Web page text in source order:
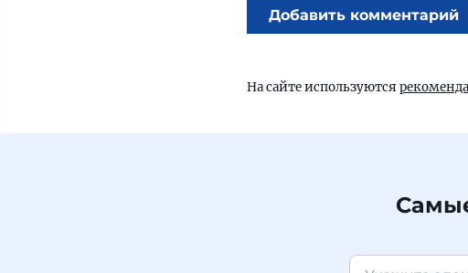
Добавить комментарий
На сайте используются